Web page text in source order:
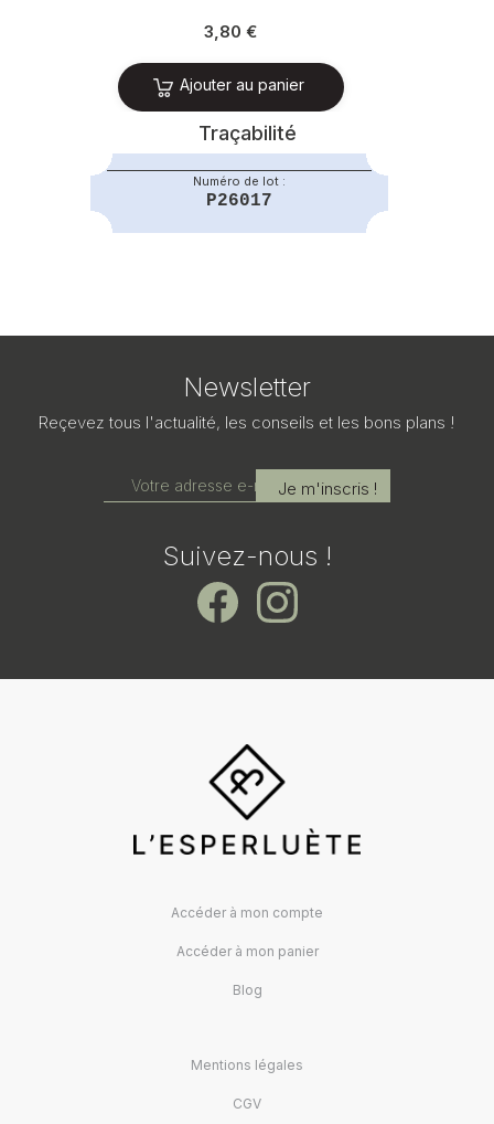
3,80 €Prix
Ajouter au panier
Traçabilité
Numéro de lot :
P26017
Newsletter
Reçevez tous l'actualité, les conseils et les bons plans !
Suivez-nous !
Accéder à mon compte
Accéder à mon panier
Blog
Mentions légales
CGV